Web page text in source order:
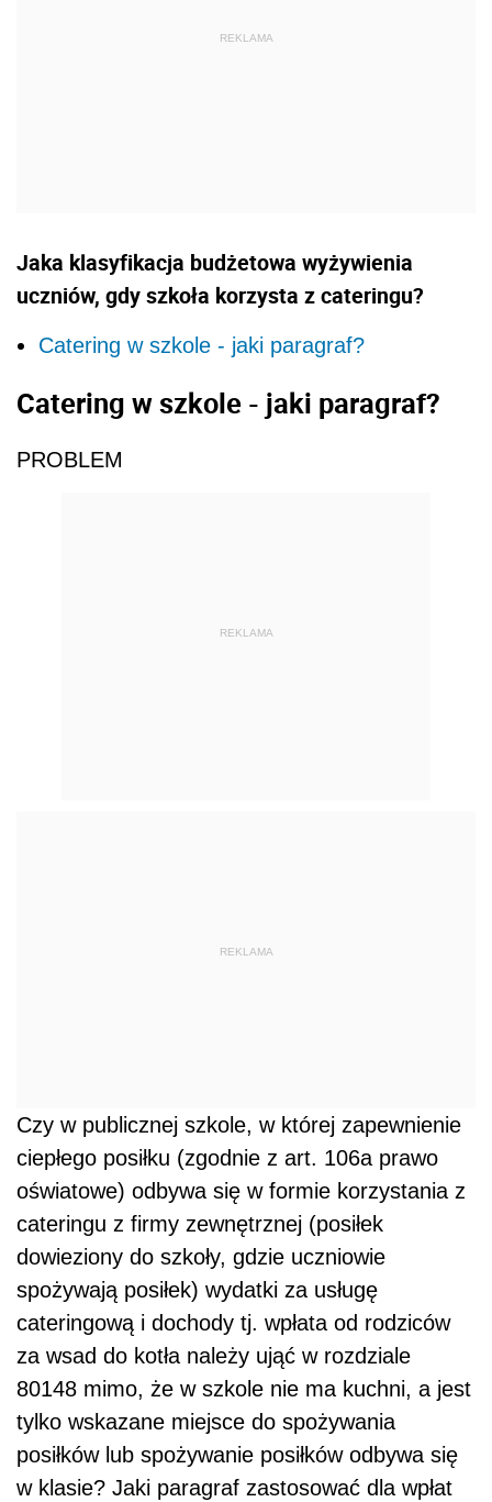
Jaka klasyfikacja budżetowa wyżywienia
uczniów, gdy szkoła korzysta z cateringu?
Catering w szkole - jaki paragraf?
Catering w szkole - jaki paragraf?
PROBLEM
REKLAMA
REKLAMA
Czy w publicznej szkole, w której zapewnienie
ciepłego posiłku (zgodnie z art. 106a prawo
oświatowe) odbywa się w formie korzystania z
cateringu z firmy zewnętrznej (posiłek
dowieziony do szkoły, gdzie uczniowie
spożywają posiłek) wydatki za usługę
cateringową i dochody tj. wpłata od rodziców
za wsad do kotła należy ująć w rozdziale
80148 mimo, że w szkole nie ma kuchni, a jest
tylko wskazane miejsce do spożywania
posiłków lub spożywanie posiłków odbywa się
w klasie? Jaki paragraf zastosować dla wpłat